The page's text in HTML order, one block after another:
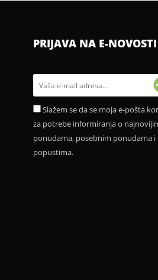
PRIJAVA NA E-NOVOSTI
Slažem se da se moja e-pošta
za potrebe informiranja o
ponudama, posebnim ponudama i
popustima.